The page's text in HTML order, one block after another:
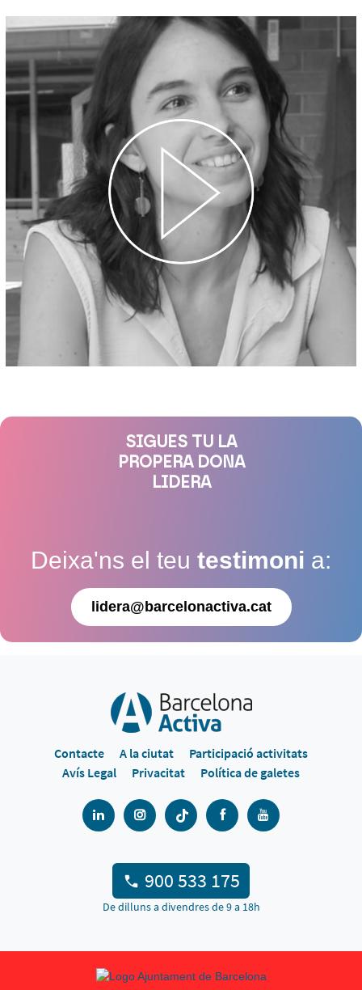
SIGUES TU LA
PROPERA DONA
LIDERA
Deixa'ns el teu testimoni a:
lidera@barcelonactiva.cat
Contacte A la ciutat
Participació activitats
Avís Legal
Privacitat Política de galetes
900 533 175
De dilluns a divendres de 9 a 18h